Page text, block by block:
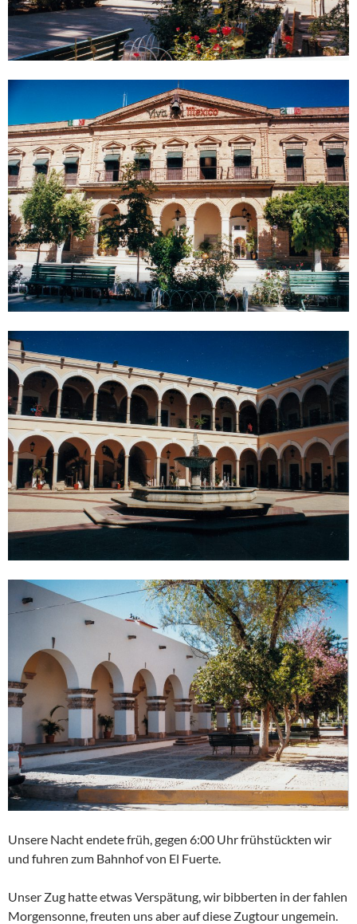
Unsere Nacht endete früh, gegen 6:00 Uhr frühstückten wir
und fuhren zum Bahnhof von El Fuerte.
Unser Zug hatte etwas Verspätung, wir bibberten in der fahlen
Morgensonne, freuten uns aber auf diese Zugtour ungemein.